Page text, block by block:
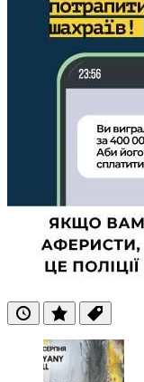
ОстанніПопулярні
Теги